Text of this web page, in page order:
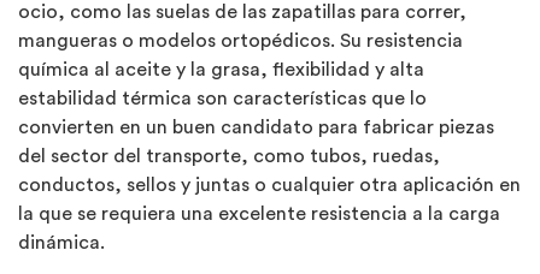
ocio, como las suelas de las zapatillas para correr,
mangueras o modelos ortopédicos. Su resistencia
química al aceite y la grasa, flexibilidad y alta
estabilidad térmica son características que lo
convierten en un buen candidato para fabricar piezas
del sector del transporte, como tubos, ruedas,
conductos, sellos y juntas o cualquier otra aplicación en
la que se requiera una excelente resistencia a la carga
dinámica.